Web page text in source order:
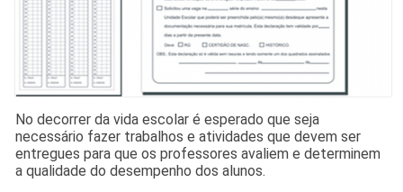
No decorrer da vida escolar é esperado que seja
necessário fazer trabalhos e atividades que devem ser
entregues para que os professores avaliem e determinem
a qualidade do desempenho dos alunos.